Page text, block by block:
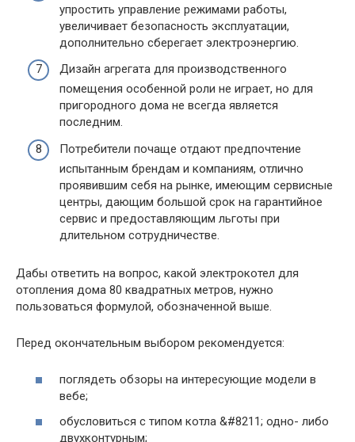
упростить управление режимами работы,
увеличивает безопасность эксплуатации,
дополнительно сберегает электроэнергию.
Дизайн агрегата для производственного
помещения особенной роли не играет, но для
пригородного дома не всегда является
последним.
Потребители почаще отдают предпочтение
испытанным брендам и компаниям, отлично
проявившим себя на рынке, имеющим сервисные
центры, дающим большой срок на гарантийное
сервис и предоставляющим льготы при
длительном сотрудничестве.
Дабы ответить на вопрос, какой электрокотел для
отопления дома 80 квадратных метров, нужно
пользоваться формулой, обозначенной выше.
Перед окончательным выбором рекомендуется:
поглядеть обзоры на интересующие модели в
вебе;
обусловиться с типом котла &#8211; одно- либо
двухконтурным;